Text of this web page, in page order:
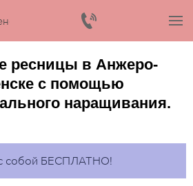
ресницы в Анжеро-
с помощью
наращивания.
собой БЕСПЛАТНО!